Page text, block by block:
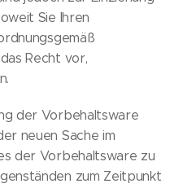
Sie Ihren
Recht vor,
der Vorbehaltsware
neuen Sache im
der Vorbehaltsware zu
zum Zeitpunkt